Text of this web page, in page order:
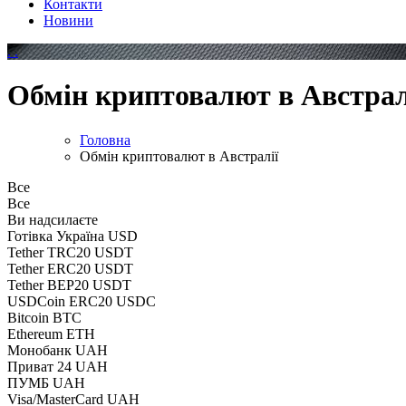
Контакти
Новини
. .
Обмін криптовалют в
Головна
Обмін криптовалют в Австралії
Все
Все
Ви надсилаєте
Готівка Україна USD
Tether TRC20 USDT
Tether ERC20 USDT
Tether BEP20 USDT
USDCoin ERC20 USDC
Bitcoin BTC
Ethereum ETH
Монобанк UAH
Приват 24 UAH
ПУМБ UAH
Visa/MasterCard UAH